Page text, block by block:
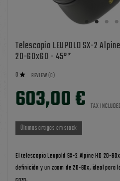
Telescopio LEUPOLD SX-2
20-60x60 - 45°*
0  REVIEW (0)
603,00 € TAX
Últimos artigos em stock
El telescopio Leupold SX-2 Alpine HD 20-
definición y un zoom de 20-60x, ideal para